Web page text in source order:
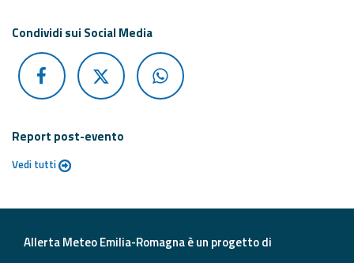
Condividi sui Social Media
Report post-evento
Vedi tutti
Allerta Meteo Emilia-Romagna è un progetto di